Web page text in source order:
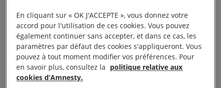
10h00 -16h00
Dans le cadre de l’action mondiale d’Amnesty
International : « 10 Jours Pour Signer » (10 JPS),
autour du 10 décembre anniversaire de la
En cliquant sur « OK J'ACCEPTE », vous donnez votre
accord pour l'utilisation de ces cookies. Vous pouvez
également continuer sans accepter, et dans ce cas, les
paramètres par défaut des cookies s'appliqueront. Vous
pouvez à tout moment modifier vos préférences. Pour
en savoir plus, consultez la politique relative aux
cookies d’Amnesty.